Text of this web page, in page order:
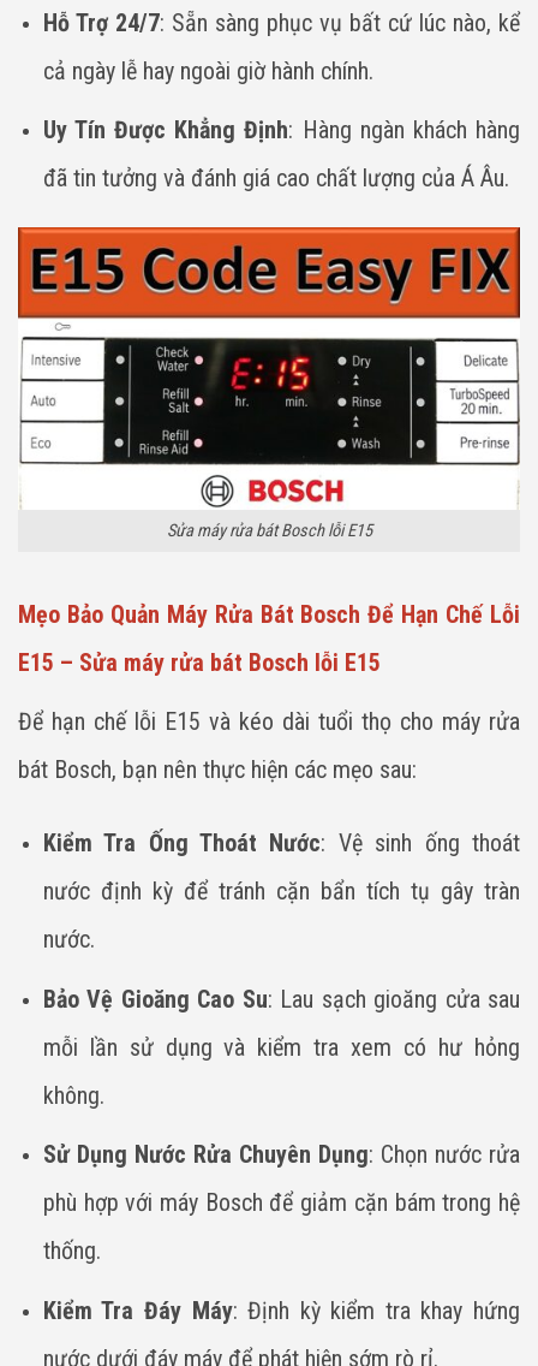
Hỗ Trợ 24/7: Sẵn sàng phục vụ bất cứ lúc nào, kể
cả ngày lễ hay ngoài giờ hành chính.
Uy Tín Được Khẳng Định: Hàng ngàn khách hàng
đã tin tưởng và đánh giá cao chất lượng của Á Âu.
Sửa máy rửa bát Bosch lỗi E15
Mẹo Bảo Quản Máy Rửa Bát Bosch Để Hạn Chế Lỗi
E15 – Sửa máy rửa bát Bosch lỗi E15
Để hạn chế lỗi E15 và kéo dài tuổi thọ cho máy rửa
bát Bosch, bạn nên thực hiện các mẹo sau:
Kiểm Tra Ống Thoát Nước: Vệ sinh ống thoát
nước định kỳ để tránh cặn bẩn tích tụ gây tràn
nước.
Bảo Vệ Gioăng Cao Su: Lau sạch gioăng cửa sau
mỗi lần sử dụng và kiểm tra xem có hư hỏng
không.
Sử Dụng Nước Rửa Chuyên Dụng: Chọn nước rửa
phù hợp với máy Bosch để giảm cặn bám trong hệ
thống.
Kiểm Tra Đáy Máy: Định kỳ kiểm tra khay hứng
nước dưới đáy máy để phát hiện sớm rò rỉ.